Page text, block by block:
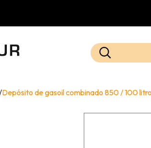
/Depósito de gasoil combinado 850 / 100